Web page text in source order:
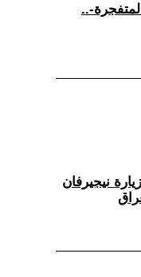
المتفجرة-..
نيجيرفان